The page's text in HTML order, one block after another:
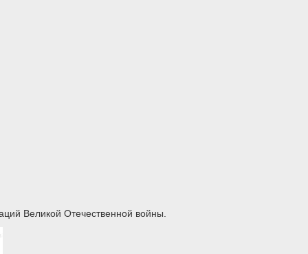
Великой Отечественной войны.